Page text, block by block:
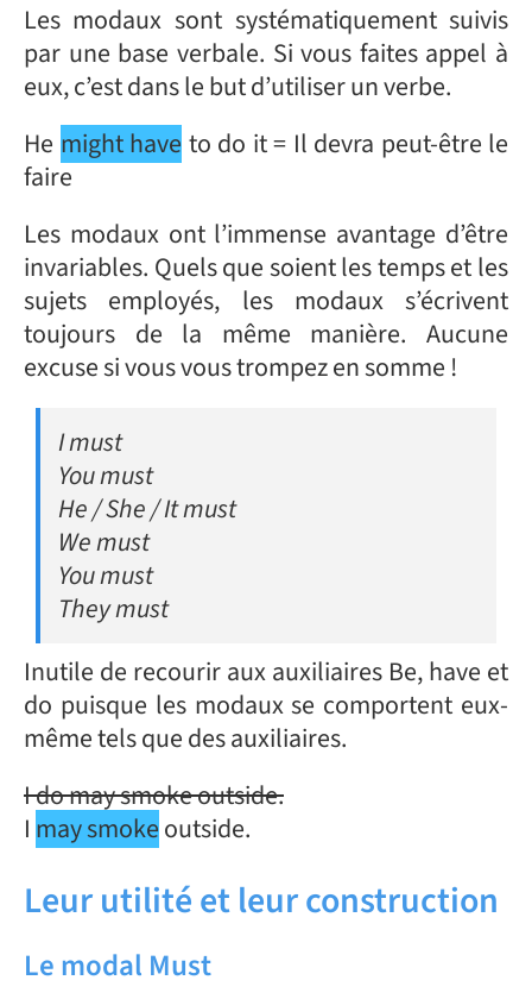
Les modaux sont systématiquement suivis
par une base verbale. Si vous faites appel à
eux, c’est dans le but d’utiliser un verbe.
He might have to do it = Il devra peut-être le
faire
Les modaux ont l’immense avantage d’être
invariables. Quels que soient les temps et les
sujets employés, les modaux s’écrivent
toujours de la même manière. Aucune
excuse si vous vous trompez en somme !
I must
You must
He / She / It must
We must
You must
They must
Inutile de recourir aux auxiliaires Be, have et
do puisque les modaux se comportent eux-
même tels que des auxiliaires.
I do may smoke outside.
I may smokeoutside.
Leur utilité et leur construction
Le modal Must